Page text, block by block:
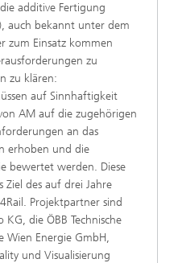
additive Fertigung
auch bekannt unter dem
zum Einsatz kommen
zu
zu klären:
auf Sinnhaftigkeit
AM auf die zugehörigen
an das
erhoben und die
bewertet werden. Diese
Ziel des auf drei Jahre
Projektpartner sind
die ÖBB Technische
Wien Energie GmbH,
und Visualisierung